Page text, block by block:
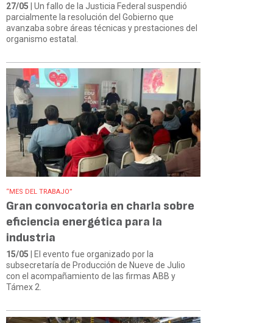
27/05 | Un fallo de la Justicia Federal suspendió
parcialmente la resolución del Gobierno que
avanzaba sobre áreas técnicas y prestaciones del
organismo estatal.
“MES DEL TRABAJO”
Gran convocatoria en charla sobre
eficiencia energética para la
industria
15/05 | El evento fue organizado por la
subsecretaría de Producción de Nueve de Julio
con el acompañamiento de las firmas ABB y
Támex 2.